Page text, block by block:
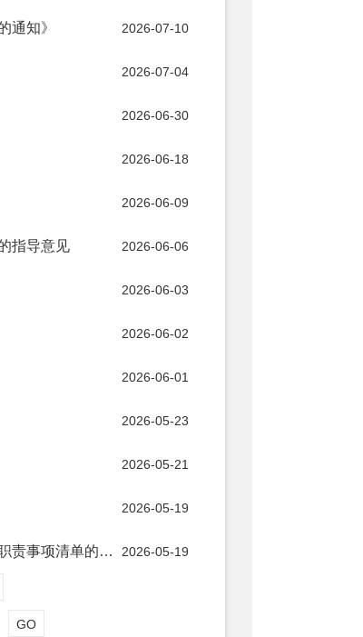
2026-07-10
通知》
2026-07-04
2026-06-30
2026-06-18
2026-06-09
2026-06-06
指导意见
2026-06-03
2026-06-02
2026-06-01
2026-05-23
2026-05-21
2026-05-19
2026-05-19
中共中央办公厅、国务院办公厅印发《关于用好乡镇（街道）履行职责事项清单的具体措施》
GO